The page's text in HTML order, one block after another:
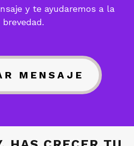
y te ayudaremos a la
brevedad.
MENSAJE